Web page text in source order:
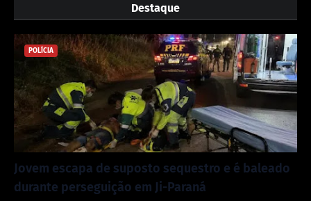
Destaque
POLÍCIA
Jovem escapa de suposto sequestro e é baleado
durante perseguição em Ji-Paraná